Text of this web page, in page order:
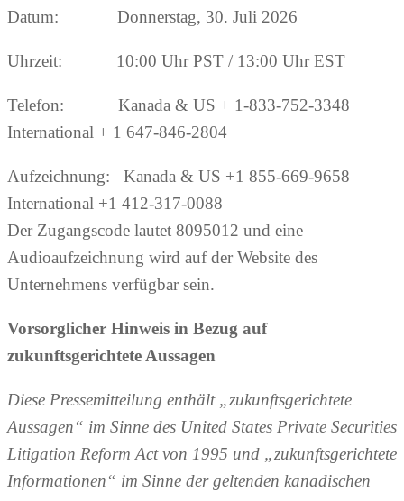
Datum: Donnerstag, 30. Juli 2026
Uhrzeit: 10:00 Uhr PST / 13:00 Uhr EST
Telefon: Kanada & US + 1-833-752-3348
International + 1 647-846-2804
Aufzeichnung: Kanada & US +1 855-669-9658
International +1 412-317-0088
Der Zugangscode lautet 8095012 und eine
Audioaufzeichnung wird auf der Website des
Unternehmens verfügbar sein.
Vorsorglicher Hinweis in Bezug auf
zukunftsgerichtete Aussagen
Diese Pressemitteilung enthält „zukunftsgerichtete
Aussagen“ im Sinne des United States Private Securities
Litigation Reform Act von 1995 und „zukunftsgerichtete
Informationen“ im Sinne der geltenden kanadischen